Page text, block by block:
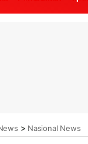
> Nasional News